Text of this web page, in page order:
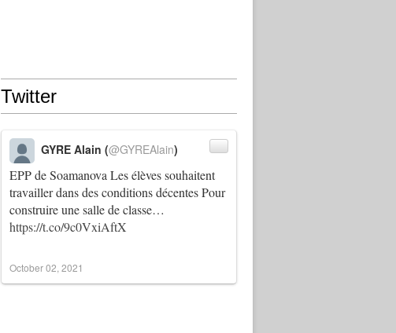
Twitter
EPP de Soamanova Les élèves souhaitent
travailler dans des conditions décentes Pour
construire une salle de classe…
https://t.co/9c0VxiAftX
GYRE Alain (@GYREAlain)
October 02, 2021